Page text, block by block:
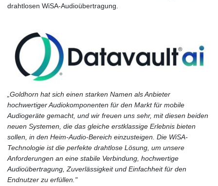
drahtlosen WiSA-Audioübertragung.
„Goldhorn hat sich einen starken Namen als Anbieter
hochwertiger Audiokomponenten für den Markt für mobile
Audiogeräte gemacht, und wir freuen uns sehr, mit diesen beiden
neuen Systemen, die das gleiche erstklassige Erlebnis bieten
sollen, in den Heim-Audio-Bereich einzusteigen. Die WiSA-
Technologie ist die perfekte drahtlose Lösung, um unsere
Anforderungen an eine stabile Verbindung, hochwertige
Audioübertragung, Zuverlässigkeit und Einfachheit für den
Endnutzer zu erfüllen."